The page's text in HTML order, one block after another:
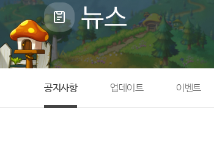
메이플 알림판
with maple
뉴스
공지사항 업데이트 이벤트